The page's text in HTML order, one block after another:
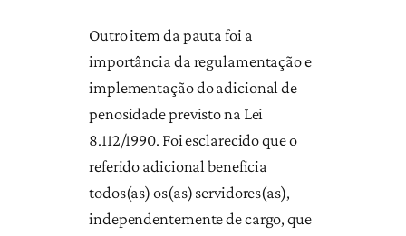
Outro item da pauta foi a
importância da regulamentação e
implementação do adicional de
penosidade previsto na Lei
8.112/1990. Foi esclarecido que o
referido adicional beneficia
todos(as) os(as) servidores(as),
independentemente de cargo, que